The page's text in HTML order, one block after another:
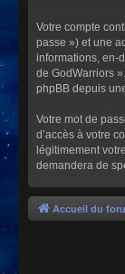
Votre compte
passe ») et une
informations, en-
de GodWarriors
phpBB depuis
Votre mot de
d’accès à votre
légitimement
demandera de
Accueil du